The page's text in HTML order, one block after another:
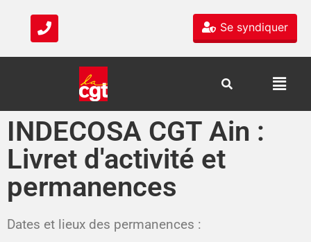
Se syndiquer
INDECOSA CGT Ain :
Livret d'activité et
permanences
Dates et lieux des permanences :